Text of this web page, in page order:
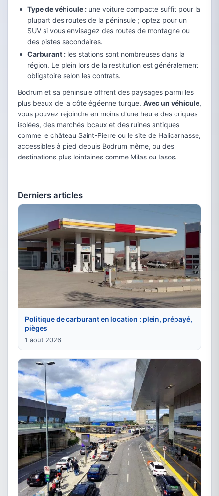
Type de véhicule : une voiture compacte suffit pour la
plupart des routes de la péninsule ; optez pour un
SUV si vous envisagez des routes de montagne ou
des pistes secondaires.
Carburant : les stations sont nombreuses dans la
région. Le plein lors de la restitution est généralement
obligatoire selon les contrats.
Bodrum et sa péninsule offrent des paysages parmi les
plus beaux de la côte égéenne turque. Avec un véhicule,
vous pouvez rejoindre en moins d'une heure des criques
isolées, des marchés locaux et des ruines antiques
comme le château Saint-Pierre ou le site de Halicarnasse,
accessibles à pied depuis Bodrum même, ou des
destinations plus lointaines comme Milas ou Iasos.
Derniers articles
Politique de carburant en location : plein, prépayé,
pièges
1 août 2026